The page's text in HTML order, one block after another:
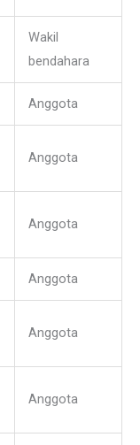
Wakil
bendahara
Anggota
Anggota
Anggota
Anggota
Anggota
Anggota